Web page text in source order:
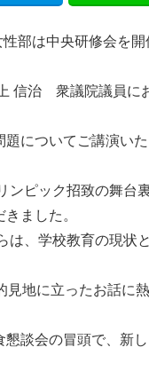
部は中央研修会を開
信治 衆議院議員に
題についてご講演い
ピック招致の舞台
ました。
、学校教育の現状
地に立ったお話に
談会の冒頭で、新